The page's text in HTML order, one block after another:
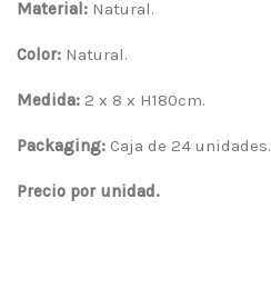
Material: Natural.
Color: Natural.
Medida: 2 x 8 x H180cm.
Packaging: Caja de 24 unidades.
Precio por unidad.